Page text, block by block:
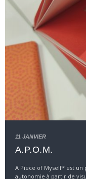
11 JANVIER
A.P.O.M.
A Piece of Myself* est
autonomie à partir de